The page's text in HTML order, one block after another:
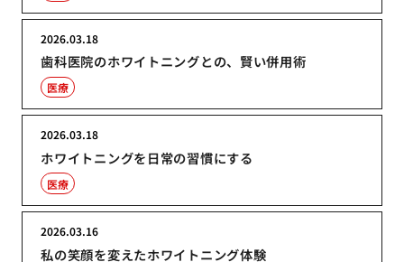
歯科医院のホワイトニングとの、賢い併用術
2026.03.18
医療
ホワイトニングを日常の習慣にする
2026.03.18
医療
私の笑顔を変えたホワイトニング体験
2026.03.16